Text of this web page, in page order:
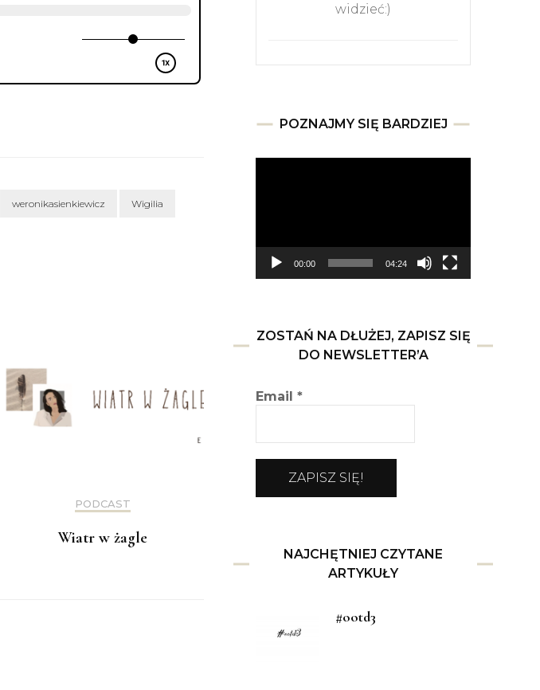
weronikasienkiewicz Wigilia
PODCAST
Wiatr w żagle
widzieć:)
POZNAJMY SIĘ BARDZIEJ
00:00 04:24
ZOSTAŃ NA DŁUŻEJ, ZAPISZ SIĘ
DO NEWSLETTER’A
Email *
NAJCHĘTNIEJ CZYTANE
ARTYKUŁY
#ootd3